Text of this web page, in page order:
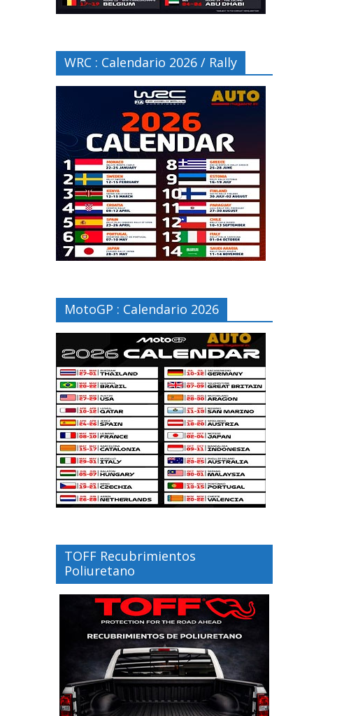
WRC : Calendario 2026 / Rally
MotoGP : Calendario 2026
TOFF Recubrimientos
Poliuretano